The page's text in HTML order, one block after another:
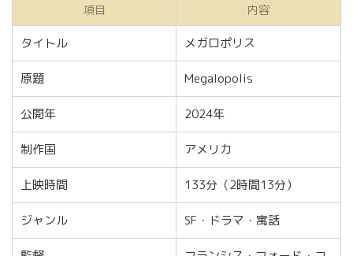
項目 内容
タイトル メガロポリス
原題 Megalopolis
公開年 2024年
制作国 アメリカ
上映時間 133分（2時間13分）
ジャンル SF・ドラマ・寓話